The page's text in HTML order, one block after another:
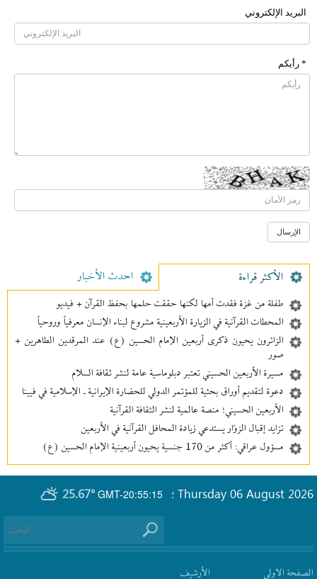
البرید الإلکتروني
* رأیکم
الأکثر قراءة احدث الأخبار
طفلة من غزة فقدت أمها لكنها حققت حلمها بحفظ القرآن + فيديو
المحطات القرآنية في الزيارة الأربعينية مشروع لبناء الإنسان معرفیاً وروحياً
الزائرون يحيون ذكرى أربعين الإمام الحسين (ع) عند المرقدين الطاهرين +
صور
مسيرة الأربعين الحسيني تعتبر دبلوماسية عامة لنشر ثقافة السلام
دعوة لتقديم أوراق بحثية للمؤتمر الدولي للحضارة الإيرانية ـ الإسلامية في فيينا
الأربعين الحسيني؛ منصة عالمية لنشر الثقافة القرآنية
تزايد إقبال الزوّار يستدعي زيادة المحافل القرآنية في الأربعين
مسؤول عراقي: أكثر من 170 جنسية يحيون أربعينية الإمام الحسين (ع)
GMT-20:55:15
25.67° Thursday 06 August 2026 ؛
الصفحة الاولى الأرشیف